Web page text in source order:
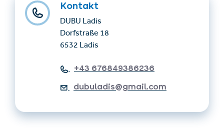
Kontakt
DUBU Ladis
Dorfstraße 18
6532 Ladis
+43 676849386236
dubuladis@gmail.com